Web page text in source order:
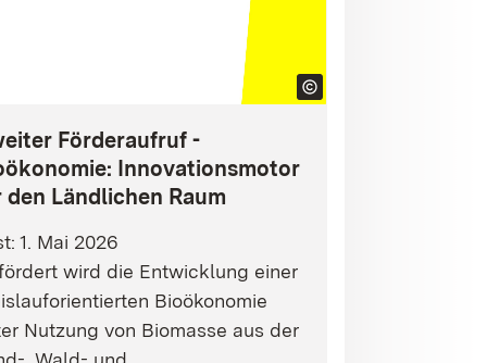
Förderaufruf -
Innovationsmotor
den Ländlichen Raum
1. Mai 2026
wird die Entwicklung einer
Bioökonomie
Nutzung von Biomasse aus der